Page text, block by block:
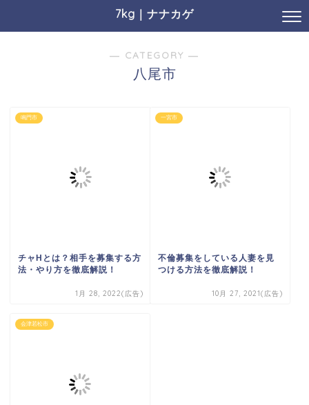
7kg｜ナナカゲ
― CATEGORY ―
八尾市
鳴門市
チャHとは？相手を募集する方
法・やり方を徹底解説！
1月 28, 2022(広告)
一宮市
不倫募集をしている人妻を見
つける方法を徹底解説！
10月 27, 2021(広告)
会津若松市